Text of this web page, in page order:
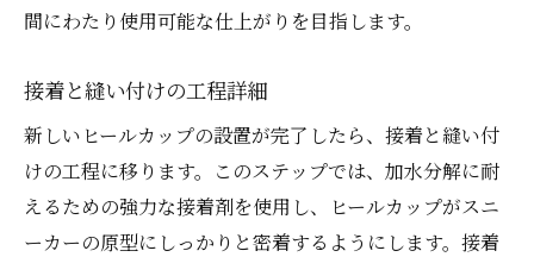
間にわたり使用可能な仕上がりを目指します。
接着と縫い付けの工程詳細
新しいヒールカップの設置が完了したら、接着と縫い付
けの工程に移ります。このステップでは、加水分解に耐
えるための強力な接着剤を使用し、ヒールカップがスニ
ーカーの原型にしっかりと密着するようにします。接着